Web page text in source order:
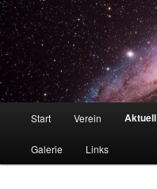
Start Verein Aktuell
Galerie Links